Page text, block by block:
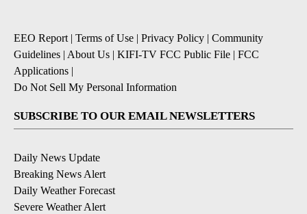
EEO Report| Terms of Use | Privacy Policy | Community
Guidelines | About Us | KIFI-TV FCC Public File | FCC
Applications |
Do Not Sell My Personal Information
SUBSCRIBE TO OUR EMAIL NEWSLETTERS
Daily News Update
Breaking News Alert
Daily Weather Forecast
Severe Weather Alert